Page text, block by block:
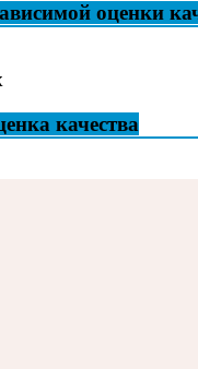
оценки
качества